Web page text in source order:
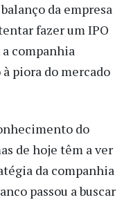
da empresa
fazer um IPO
a companhia
piora do mercado
do
de hoje têm a ver
da companhia
passou a buscar